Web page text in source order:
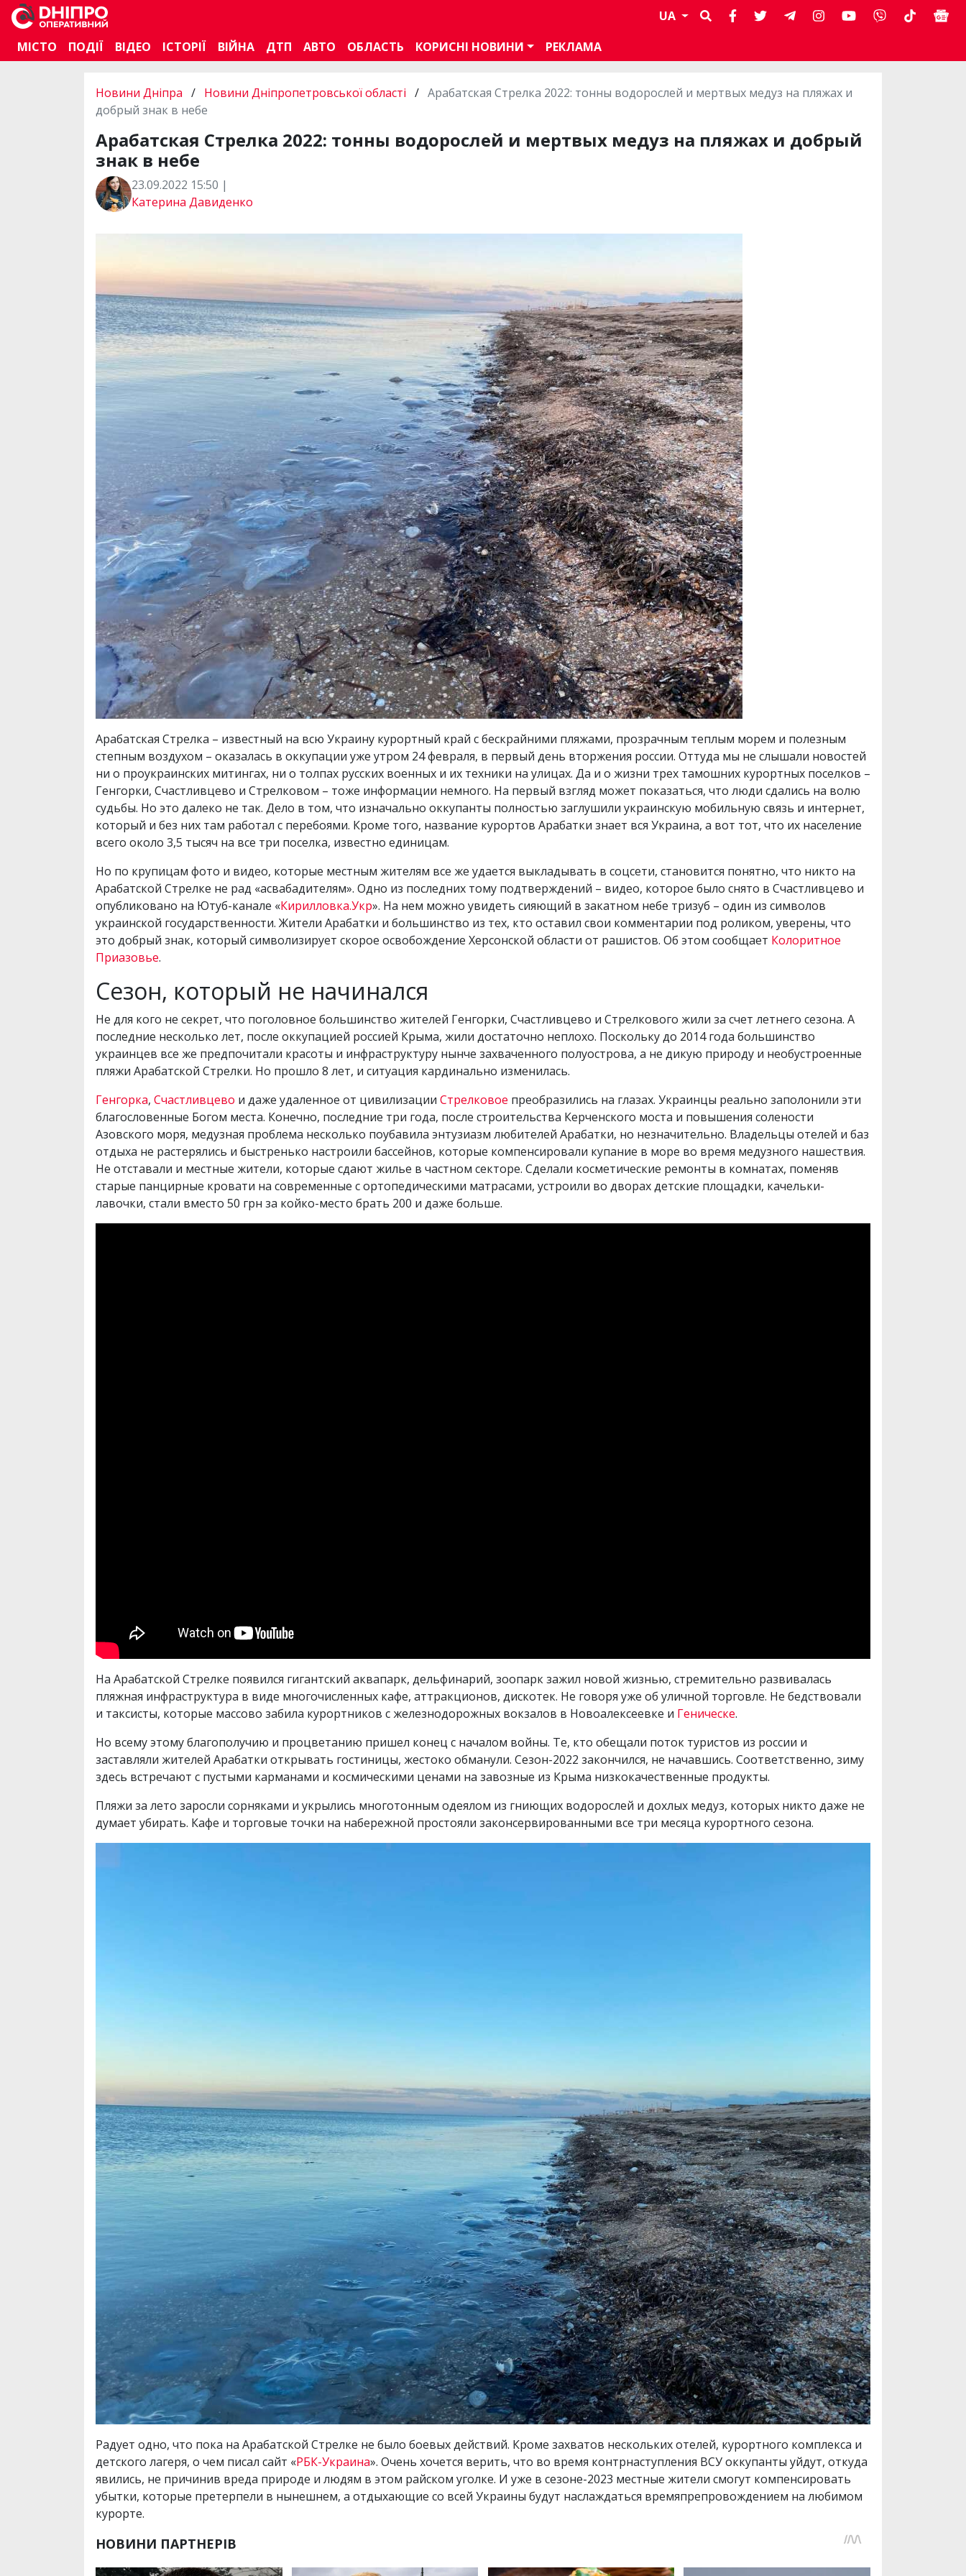
UA
МІСТО
ПОДІЇ ВІДЕО ІСТОРІЇ ВІЙНА ДТП АВТО ОБЛАСТЬ КОРИСНІ НОВИНИ РЕКЛАМА
Новини Дніпра / Новини Дніпропетровської області / Арабатская Стрелка 2022: тонны водорослей и мертвых медуз на пляжах и
добрый знак в небе
Арабатская Стрелка 2022: тонны водорослей и мертвых медуз на пляжах и добрый
знак в небе
23.09.2022 15:50 |
Катерина Давиденко
Арабатская Стрелка – известный на всю Украину курортный край с бескрайними пляжами, прозрачным теплым морем и полезным
степным воздухом – оказалась в оккупации уже утром 24 февраля, в первый день вторжения россии. Оттуда мы не слышали новостей
ни о проукраинских митингах, ни о толпах русских военных и их техники на улицах. Да и о жизни трех тамошних курортных поселков –
Генгорки, Счастливцево и Стрелковом – тоже информации немного. На первый взгляд может показаться, что люди сдались на волю
судьбы. Но это далеко не так. Дело в том, что изначально оккупанты полностью заглушили украинскую мобильную связь и интернет,
который и без них там работал с перебоями. Кроме того, название курортов Арабатки знает вся Украина, а вот тот, что их население
всего около 3,5 тысяч на все три поселка, известно единицам.
Но по крупицам фото и видео, которые местным жителям все же удается выкладывать в соцсети, становится понятно, что никто на
Арабатской Стрелке не рад «асвабадителям». Одно из последних тому подтверждений – видео, которое было снято в Счастливцево и
опубликовано на Ютуб-канале «Кирилловка.Укр». На нем можно увидеть сияющий в закатном небе тризуб – один из символов
украинской государственности. Жители Арабатки и большинство из тех, кто оставил свои комментарии под роликом, уверены, что
это добрый знак, который символизирует скорое освобождение Херсонской области от рашистов. Об этом сообщает Колоритное
Приазовье.
Сезон, который не начинался
Не для кого не секрет, что поголовное большинство жителей Генгорки, Счастливцево и Стрелкового жили за счет летнего сезона. А
последние несколько лет, после оккупацией россией Крыма, жили достаточно неплохо. Поскольку до 2014 года большинство
украинцев все же предпочитали красоты и инфраструктуру нынче захваченного полуострова, а не дикую природу и необустроенные
пляжи Арабатской Стрелки. Но прошло 8 лет, и ситуация кардинально изменилась.
Генгорка, Счастливцево и даже удаленное от цивилизации Стрелковое преобразились на глазах. Украинцы реально заполонили эти
благословенные Богом места. Конечно, последние три года, после строительства Керченского моста и повышения солености
Азовского моря, медузная проблема несколько поубавила энтузиазм любителей Арабатки, но незначительно. Владельцы отелей и баз
отдыха не растерялись и быстренько настроили бассейнов, которые компенсировали купание в море во время медузного нашествия.
Не отставали и местные жители, которые сдают жилье в частном секторе. Сделали косметические ремонты в комнатах, поменяв
старые панцирные кровати на современные с ортопедическими матрасами, устроили во дворах детские площадки, качельки-
лавочки, стали вместо 50 грн за койко-место брать 200 и даже больше.
На Арабатской Стрелке появился гигантский аквапарк, дельфинарий, зоопарк зажил новой жизнью, стремительно развивалась
пляжная инфраструктура в виде многочисленных кафе, аттракционов, дискотек. Не говоря уже об уличной торговле. Не бедствовали
и таксисты, которые массово забила курортников с железнодорожных вокзалов в Новоалексеевке и Геническе.
Но всему этому благополучию и процветанию пришел конец с началом войны. Те, кто обещали поток туристов из россии и
заставляли жителей Арабатки открывать гостиницы, жестоко обманули. Сезон-2022 закончился, не начавшись. Соответственно, зиму
здесь встречают с пустыми карманами и космическими ценами на завозные из Крыма низкокачественные продукты.
Пляжи за лето заросли сорняками и укрылись многотонным одеялом из гниющих водорослей и дохлых медуз, которых никто даже не
думает убирать. Кафе и торговые точки на набережной простояли законсервированными все три месяца курортного сезона.
Радует одно, что пока на Арабатской Стрелке не было боевых действий. Кроме захватов нескольких отелей, курортного комплекса и
детского лагеря, о чем писал сайт «РБК-Украина». Очень хочется верить, что во время контрнаступления ВСУ оккупанты уйдут, откуда
явились, не причинив вреда природе и людям в этом райском уголке. И уже в сезоне-2023 местные жители смогут компенсировать
убытки, которые претерпели в нынешнем, а отдыхающие со всей Украины будут наслаждаться времяпрепровождением на любимом
курорте.